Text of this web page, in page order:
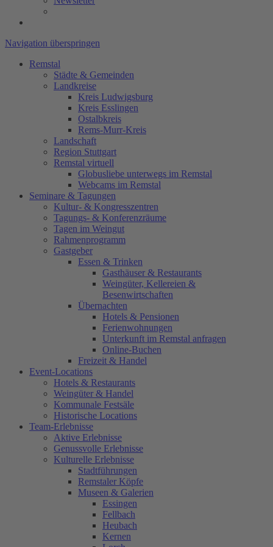
Navigation überspringen
Remstal
Städte & Gemeinden
Landkreise
Kreis Ludwigsburg
Kreis Esslingen
Ostalbkreis
Rems-Murr-Kreis
Landschaft
Region Stuttgart
Remstal virtuell
Globusliebe unterwegs im Remstal
Webcams im Remstal
Seminare & Tagungen
Kultur- & Kongresszentren
Tagungs- & Konferenzräume
Tagen im Weingut
Rahmenprogramm
Gastgeber
Essen & Trinken
Gasthäuser & Restaurants
Weingüter, Kellereien &
Besenwirtschaften
Übernachten
Hotels & Pensionen
Ferienwohnungen
Unterkunft im Remstal anfragen
Online-Buchen
Freizeit & Handel
Event-Locations
Hotels & Restaurants
Weingüter & Handel
Kommunale Festsäle
Historische Locations
Team-Erlebnisse
Aktive Erlebnisse
Genussvolle Erlebnisse
Kulturelle Erlebnisse
Stadtführungen
Remstaler Köpfe
Museen & Galerien
Essingen
Fellbach
Heubach
Kernen